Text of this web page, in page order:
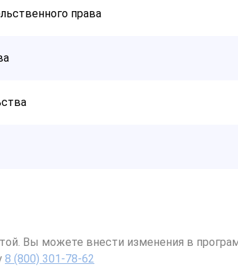
права
Вы можете внести изменения в
8 (800) 301-78-62